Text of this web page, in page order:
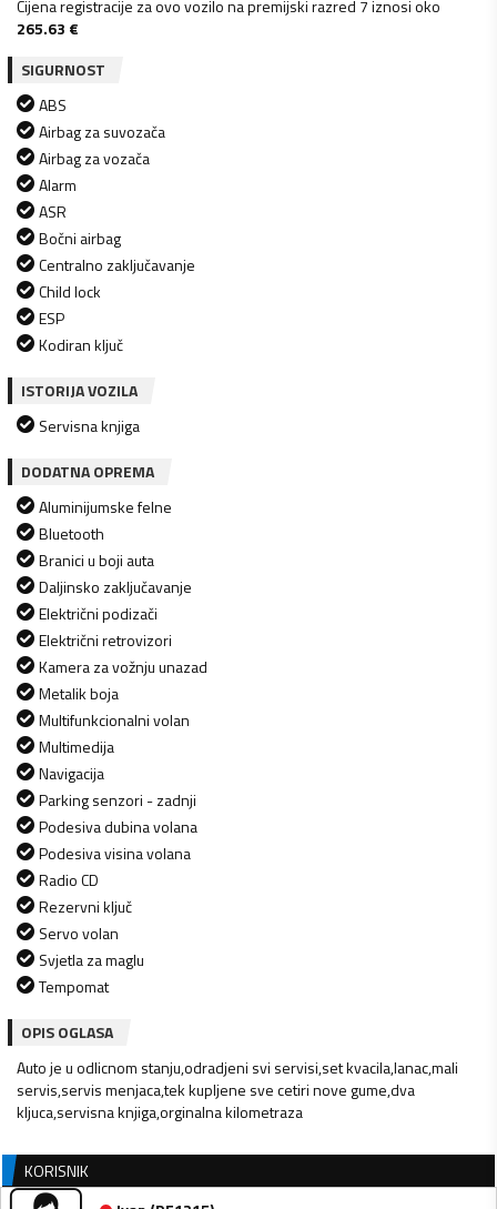
Cijena registracije za ovo vozilo na premijski razred 7 iznosi oko
265.63 €
SIGURNOST
ABS
Airbag za suvozača
Airbag za vozača
Alarm
ASR
Bočni airbag
Centralno zaključavanje
Child lock
ESP
Kodiran ključ
ISTORIJA VOZILA
Servisna knjiga
DODATNA OPREMA
Aluminijumske felne
Bluetooth
Branici u boji auta
Daljinsko zaključavanje
Električni podizači
Električni retrovizori
Kamera za vožnju unazad
Metalik boja
Multifunkcionalni volan
Multimedija
Navigacija
Parking senzori - zadnji
Podesiva dubina volana
Podesiva visina volana
Radio CD
Rezervni ključ
Servo volan
Svjetla za maglu
Tempomat
OPIS OGLASA
Auto je u odlicnom stanju,odradjeni svi servisi,set kvacila,lanac,mali
servis,servis menjaca,tek kupljene sve cetiri nove gume,dva
kljuca,servisna knjiga,orginalna kilometraza
KORISNIK